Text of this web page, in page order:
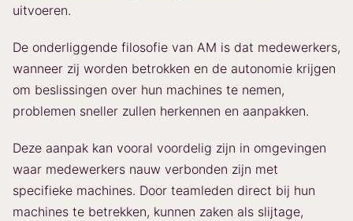
uitvoeren.
De onderliggende filosofie van AM is dat medewerkers,
wanneer zij worden betrokken en de autonomie krijgen
om beslissingen over hun machines te nemen,
problemen sneller zullen herkennen en aanpakken.
Deze aanpak kan vooral voordelig zijn in omgevingen
waar medewerkers nauw verbonden zijn met
specifieke machines. Door teamleden direct bij hun
machines te betrekken, kunnen zaken als slijtage,